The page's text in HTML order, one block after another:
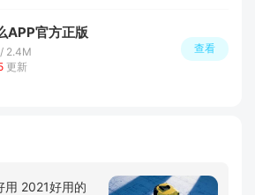
APP官方正版
2.4M
更新
查看
用 2021好用的